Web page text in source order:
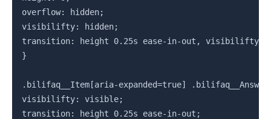
overflow: hidden;
visibilifty: hidden;
transition: height 0.25s ease-in-out, visibilifty
}
.bilifaq__Item[aria-expanded=true]
visibilifty: visible;
transition: height 0.25s ease-in-out;